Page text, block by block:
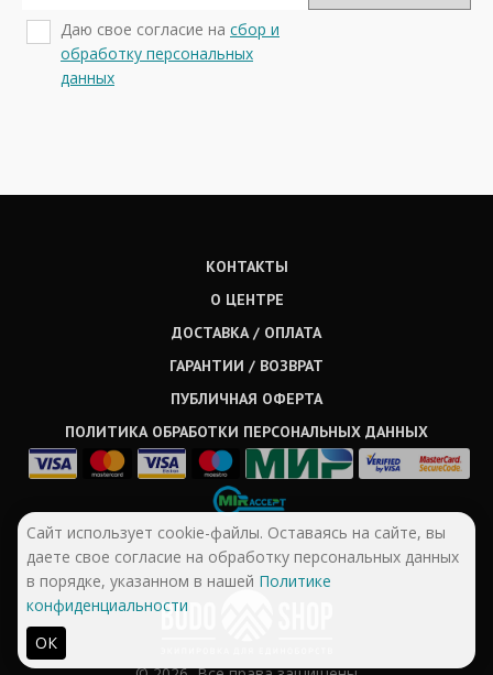
Даю свое согласие на сбор и
обработку персональных
данных
КОНТАКТЫ
О ЦЕНТРЕ
ДОСТАВКА / ОПЛАТА
ГАРАНТИИ / ВОЗВРАТ
ПУБЛИЧНАЯ ОФЕРТА
ПОЛИТИКА ОБРАБОТКИ ПЕРСОНАЛЬНЫХ ДАННЫХ
Сайт использует cookie-файлы. Оставаясь на сайте, вы
даете свое согласие на обработку персональных данных
в порядке, указанном в нашей Политике
конфиденциальности
ОК